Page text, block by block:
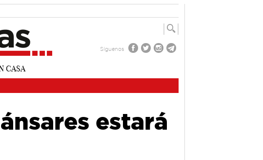
Síguenos
estará